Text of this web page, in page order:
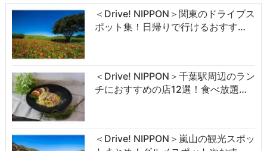
＜Drive! NIPPON＞関東のドライブス
ポット集！日帰りで行けるおすす…
＜Drive! NIPPON＞千葉駅周辺のラン
チにおすすめの店12選！食べ放題…
＜Drive! NIPPON＞嵐山の観光スポッ